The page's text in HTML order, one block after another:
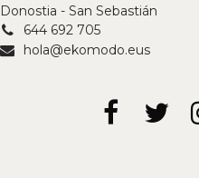
Donostia - San Sebastián
644 692 705
hola@ekomodo.eus